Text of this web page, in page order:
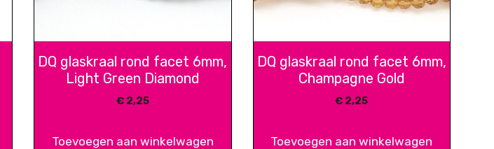
DQ glaskraal rond facet 6mm,
Light Green Diamond
€2,25
Toevoegen aan winkelwagen
DQ glaskraal rond facet 6mm,
Champagne Gold
€ 2,25
Toevoegen aan winkelwagen